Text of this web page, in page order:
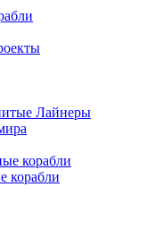
Лайнеры
корабли
корабли